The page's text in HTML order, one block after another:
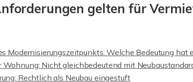
gelten für
Modernisierungszeitpunkts: Welche Bedeutung hat
Wohnung: Nicht gleichbedeutend mit
Rechtlich als Neubau eingestuft